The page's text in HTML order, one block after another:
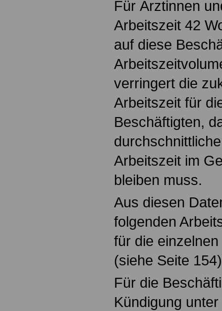
Für Ärztinnen
Arbeitszeit 42
auf diese
verringert die
Arbeitszeit für
Beschäftigten,
Arbeitszeit im
bleiben muss.
Aus diesen
folgenden
für die
(siehe Seite
Für die
Kündigung